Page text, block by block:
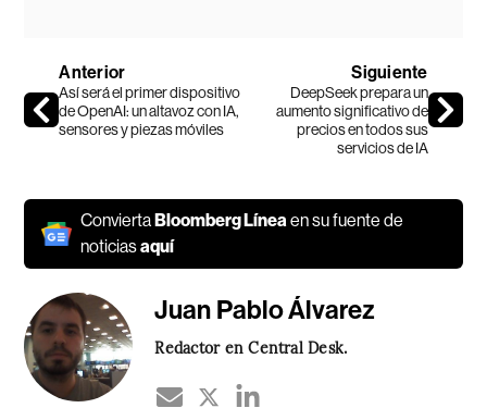
Anterior
Así será el primer dispositivo
de OpenAI: un altavoz con IA,
sensores y piezas móviles
Siguiente
DeepSeek prepara un
aumento significativo de
precios en todos sus
servicios de IA
ConviertaBloomberg Líneaen su fuente de
noticiasaquí
Juan Pablo Álvarez
Redactor en Central Desk.